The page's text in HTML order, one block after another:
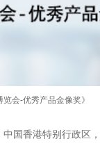
会-优秀产品金像奖》
国香港特别行政区，